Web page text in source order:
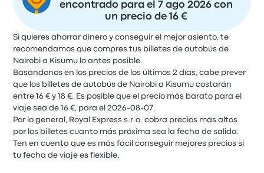
encontrado para el 7 ago 2026 con
un precio de 16 €
Si quieres ahorrar dinero y conseguir el mejor asiento, te
recomendamos que compres tus billetes de autobús de
Nairobi a Kisumu lo antes posible.
Basándonos en los precios de los últimos 2 días, cabe prever
que los billetes de autobús de Nairobi a Kisumu costarán
entre 16 € y 18 €. Es posible que el precio más barato para el
viaje sea de 16 €, para el 2026-08-07.
Por lo general, Royal Express s.r.o. cobra precios más altos
por los billetes cuanto más próxima sea la fecha de salida.
Ten en cuenta que es más fácil conseguir mejores precios si
tu fecha de viaje es flexible.